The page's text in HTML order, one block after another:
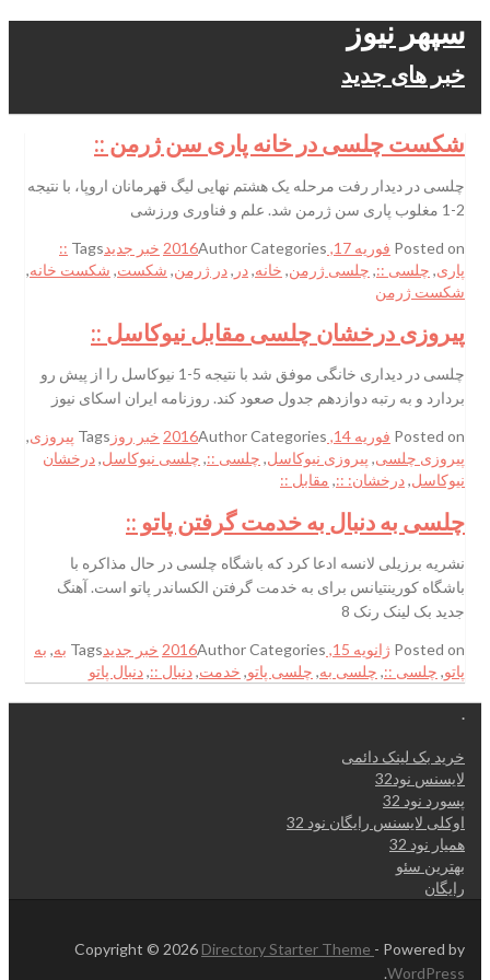
سپهر نیوز
خبر های جدید
شکست چلسی در خانه پاری سن ژرمن ::
چلسی در دیدار رفت مرحله یک هشتم نهایی لیگ قهرمانان اروپا، با نتیجه
2-1 مغلوب پاری سن ژرمن شد. علم و فناوری ورزشی
Posted on فوریه 17, 2016 AuthorCategories خبر جدیدTags
::
پاری, چلسی ::, چلسی ژرمن, خانه,در ,در ژرمن, شکست, شکست خانه,
شکست ژرمن
پیروزی درخشان چلسی مقابل نیوکاسل ::
چلسی در دیداری خانگی موفق شد با نتیجه 5-1 نیوکاسل را از پیش رو
بردارد و به رتبه دوازدهم جدول صعود کند. روزنامه ایران اسکای نیوز
Posted on فوریه 14, 2016 AuthorCategories خبر روز Tags پیروزی,
پیروزی چلسی, پیروزی نیوکاسل, چلسی ::, چلسی نیوکاسل,درخشان
نیوکاسل,درخشان: ::, مقابل ::
چلسی به دنبال به خدمت گرفتن پاتو ::
نشریه برزیلی لانسه ادعا کرد که باشگاه چلسی در حال مذاکره با
باشگاه کورینتیانس برای به خدمت ‏گرفتن الکساندر پاتو است.‏ آهنگ
جدید بک لینک رنک 8
Posted on ژانویه 15, 2016 AuthorCategories خبر جدیدTags به, به
پاتو, چلسی ::, چلسی به, چلسی پاتو, خدمت,دنبال ::,دنبال پاتو
.
خرید بک لینک دائمی
لایسنس نود32
پسورد نود 32
اوکلی لایسنس رایگان نود 32
همیار نود 32
بهترین سئو
رایگان
Copyright © 2026 Directory Starter Theme - Powered by
WordPress
.